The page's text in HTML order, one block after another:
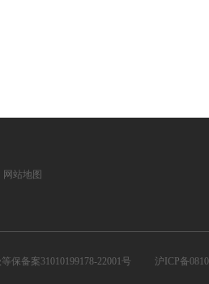
网站地图
保备案31010199178-22001号 沪ICP备